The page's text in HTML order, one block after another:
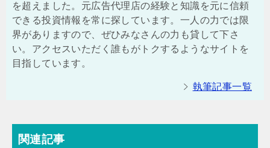
を超えました。元広告代理店の経験と知識を元に信頼
できる投資情報を常に探しています。一人の力では限
界がありますので、ぜひみなさんの力も貸して下さ
い。アクセスいただく誰もがトクするようなサイトを
目指しています。
執筆記事一覧
関連記事